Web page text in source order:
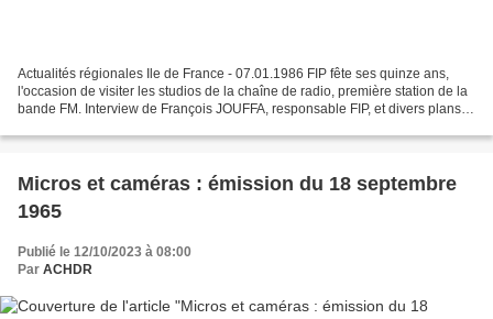
Actualités régionales Ile de France - 07.01.1986 FIP fête ses quinze ans,
l'occasion de visiter les studios de la chaîne de radio, première station de la
bande FM. Interview de François JOUFFA, responsable FIP, et divers plans
actu/video/pac00025649/radio-les-15-ans-de-fip-paris-et-la-concurrence...
Micros et caméras : émission du 18 septembre
1965
Publié le 12/10/2023 à 08:00
Par ACHDR